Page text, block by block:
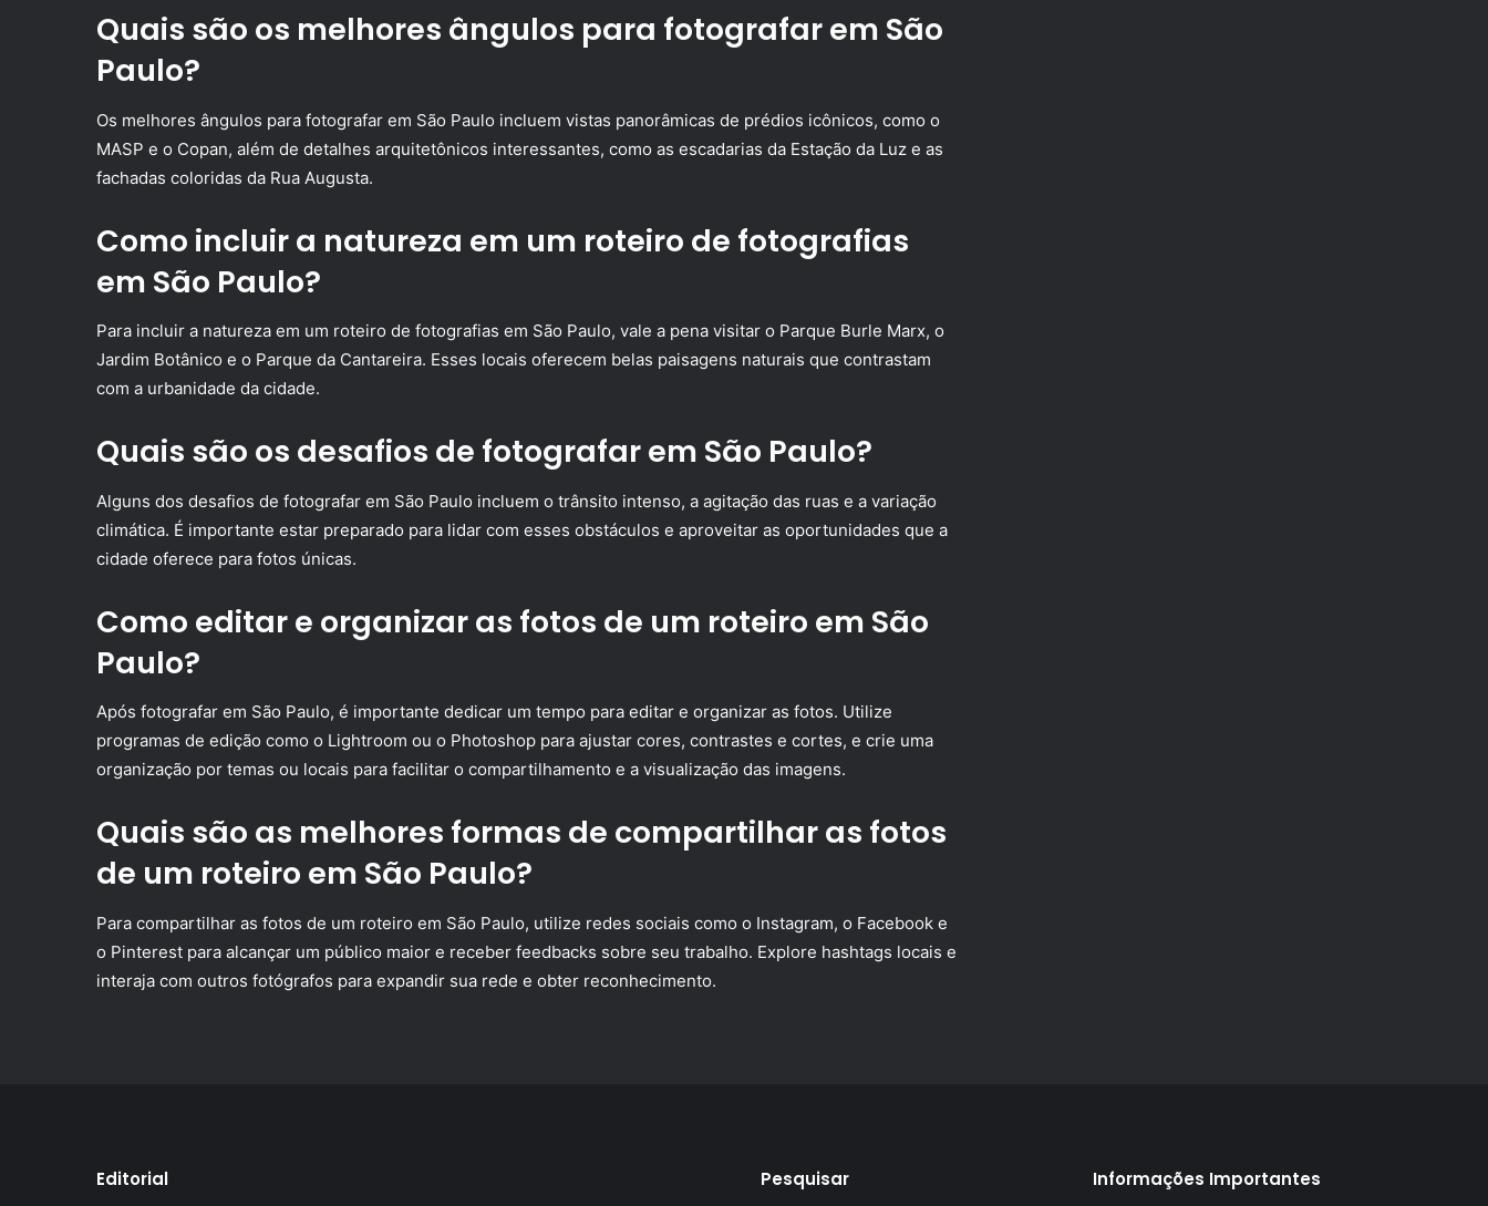
Quais são os melhores ângulos para fotografar em São
Paulo?
Os melhores ângulos para fotografar em São Paulo incluem vistas panorâmicas de prédios icônicos, como o
MASP e o Copan, além de detalhes arquitetônicos interessantes, como as escadarias da Estação da Luz e as
fachadas coloridas da Rua Augusta.
Como incluir a natureza em um roteiro de fotografias
em São Paulo?
Para incluir a natureza em um roteiro de fotografias em São Paulo, vale a pena visitar o Parque Burle Marx, o
Jardim Botânico e o Parque da Cantareira. Esses locais oferecem belas paisagens naturais que contrastam
com a urbanidade da cidade.
Quais são os desafios de fotografar em São Paulo?
Alguns dos desafios de fotografar em São Paulo incluem o trânsito intenso, a agitação das ruas e a variação
climática. É importante estar preparado para lidar com esses obstáculos e aproveitar as oportunidades que a
cidade oferece para fotos únicas.
Como editar e organizar as fotos de um roteiro em São
Paulo?
Após fotografar em São Paulo, é importante dedicar um tempo para editar e organizar as fotos. Utilize
programas de edição como o Lightroom ou o Photoshop para ajustar cores, contrastes e cortes, e crie uma
organização por temas ou locais para facilitar o compartilhamento e a visualização das imagens.
Quais são as melhores formas de compartilhar as fotos
de um roteiro em São Paulo?
Para compartilhar as fotos de um roteiro em São Paulo, utilize redes sociais como o Instagram, o Facebook e
o Pinterest para alcançar um público maior e receber feedbacks sobre seu trabalho. Explore hashtags locais e
interaja com outros fotógrafos para expandir sua rede e obter reconhecimento.
Editorial Pesquisar Informações Importantes